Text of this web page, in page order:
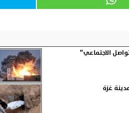
الاجتماعي”
غزة